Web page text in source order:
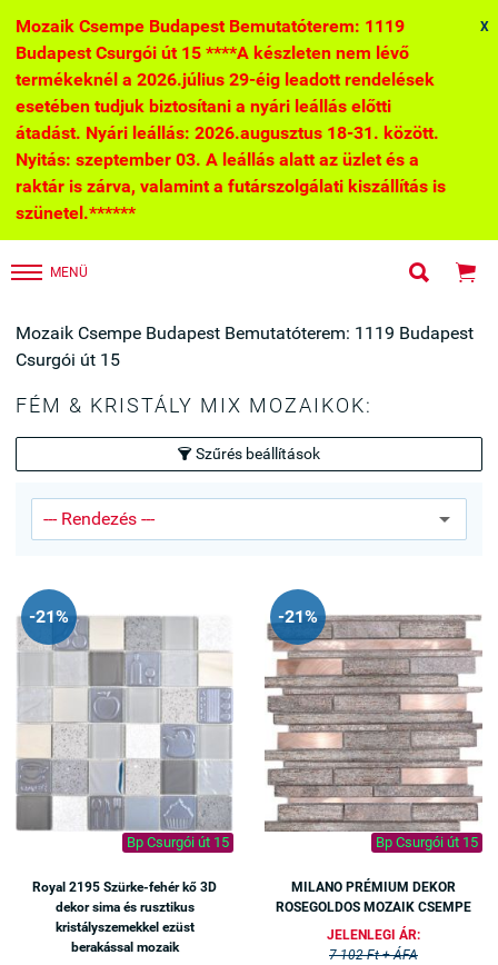
Mozaik Csempe Budapest Bemutatóterem: 1119
Budapest Csurgói út 15 ****A készleten nem lévő
termékeknél a 2026.július 29-éig leadott rendelések
esetében tudjuk biztosítani a nyári leállás előtti
átadást. Nyári leállás: 2026.augusztus 18-31. között.
Nyitás: szeptember 03. A leállás alatt az üzlet és a
raktár is zárva, valamint a futárszolgálati kiszállítás is
szünetel.******
X
MENÜ  
Mozaik Csempe Budapest Bemutatóterem: 1119 Budapest
Csurgói út 15
FÉM & KRISTÁLY MIX MOZAIKOK:
 Szűrés beállítások
-21%
Bp Csurgói út 15
Royal 2195 Szürke-fehér kő 3D
dekor sima és rusztikus
kristályszemekkel ezüst
berakással mozaik
-21%
Bp Csurgói út 15
MILANO PRÉMIUM DEKOR
ROSEGOLDOS MOZAIK CSEMPE
JELENLEGI ÁR:
7 102 Ft + ÁFA